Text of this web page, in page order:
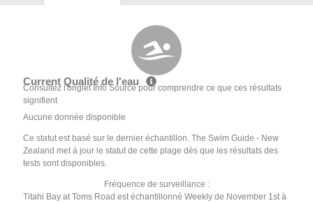
Current Qualité de l'eau
Consultez l'onglet Info Source pour comprendre ce que ces résultats
signifient
Aucune donnée disponible
Ce statut est basé sur le dernier échantillon. The Swim Guide - New
Zealand met à jour le statut de cette plage dès que les résultats des
tests sont disponibles.
Fréquence de surveillance :
Titahi Bay at Toms Road est échantillonné Weekly de November 1st à